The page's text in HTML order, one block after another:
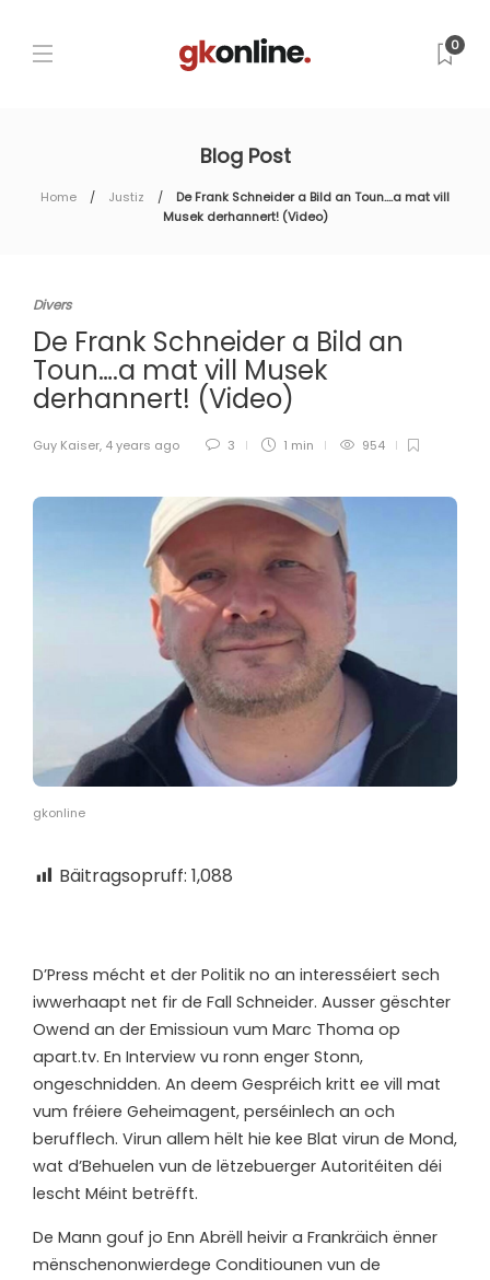
0
Blog Post
Home Justiz
De Frank Schneider a Bild an Toun….a mat vill
Musek derhannert! (Video)
Divers
De Frank Schneider a Bild an
Toun….a mat vill Musek
derhannert! (Video)
Guy Kaiser, 4 years ago 3 1 min 954
gkonline
Bäitragsopruff: 1,088
D’Press mécht et der Politik no an interesséiert sech
iwwerhaapt net fir de Fall Schneider. Ausser gëschter
Owend an der Emissioun vum Marc Thoma op
apart.tv. En Interview vu ronn enger Stonn,
ongeschnidden. An deem Gespréich kritt ee vill mat
vum fréiere Geheimagent, perséinlech an och
berufflech. Virun allem hëlt hie kee Blat virun de Mond,
wat d’Behuelen vun de lëtzebuerger Autoritéiten déi
lescht Méint betrëfft.
De Mann gouf jo Enn Abrëll heivir a Frankräich ënner
mënschenonwierdege Conditiounen vun de